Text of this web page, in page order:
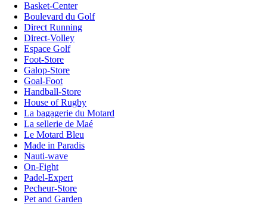
Basket-Center
Boulevard du Golf
Direct Running
Direct-Volley
Espace Golf
Foot-Store
Galop-Store
Goal-Foot
Handball-Store
House of Rugby
La bagagerie du Motard
La sellerie de Maé
Le Motard Bleu
Made in Paradis
Nauti-wave
On-Fight
Padel-Expert
Pecheur-Store
Pet and Garden